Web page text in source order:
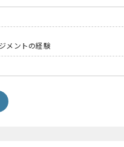
メントの経験